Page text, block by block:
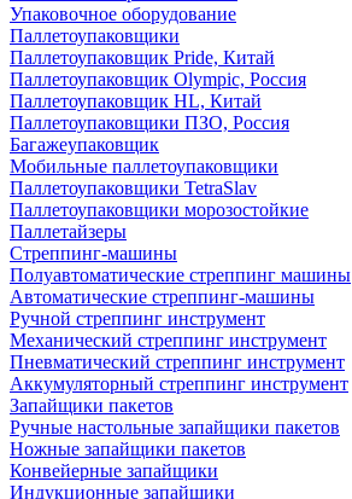
Упаковочное оборудование
Паллетоупаковщики
Паллетоупаковщик Pride, Китай
Паллетоупаковщик Olympic, Россия
Паллетоупаковщик HL, Китай
Паллетоупаковщики ПЗО, Россия
Багажеупаковщик
Мобильные паллетоупаковщики
Паллетоупаковщики TetraSlav
Паллетоупаковщики морозостойкие
Паллетайзеры
Стреппинг-машины
Полуавтоматические стреппинг машины
Автоматические стреппинг-машины
Ручной стреппинг инструмент
Механический стреппинг инструмент
Пневматический стреппинг инструмент
Аккумуляторный стреппинг инструмент
Запайщики пакетов
Ручные настольные запайщики пакетов
Ножные запайщики пакетов
Конвейерные запайщики
Индукционные запайщики